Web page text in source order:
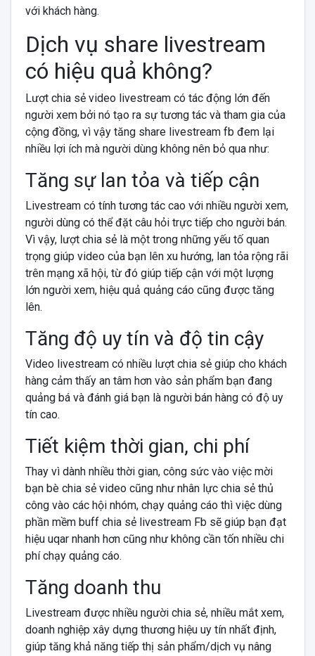
với khách hàng.
Dịch vụ share livestream
có hiệu quả không?
Lượt chia sẻ video livestream có tác động lớn đến
người xem bởi nó tạo ra sự tương tác và tham gia của
cộng đồng, vì vậy tăng share livestream fb đem lại
nhiều lợi ích mà người dùng không nên bỏ qua như:
Tăng sự lan tỏa và tiếp cận
Livestream có tính tương tác cao với nhiều người xem,
người dùng có thể đặt câu hỏi trực tiếp cho người bán.
Vì vậy, lượt chia sẻ là một trong những yếu tố quan
trọng giúp video của bạn lên xu hướng, lan tỏa rộng rãi
trên mạng xã hội, từ đó giúp tiếp cận với một lượng
lớn người xem, hiệu quả quảng cáo cũng được tăng
lên.
Tăng độ uy tín và độ tin cậy
Video livestream có nhiều lượt chia sẻ giúp cho khách
hàng cảm thấy an tâm hơn vào sản phẩm bạn đang
quảng bá và đánh giá bạn là người bán hàng có độ uy
tín cao.
Tiết kiệm thời gian, chi phí
Thay vì dành nhiều thời gian, công sức vào việc mời
bạn bè chia sẻ video cũng như nhân lực chia sẻ thủ
công vào các hội nhóm, chạy quảng cáo thì việc dùng
phần mềm buff chia sẻ livestream Fb sẽ giúp bạn đạt
hiệu uqar nhanh hơn cũng như không cần tốn nhiều chi
phí chạy quảng cáo.
Tăng doanh thu
Livestream được nhiều người chia sẻ, nhiều mắt xem,
doanh nghiệp xây dựng thương hiệu uy tín nhất định,
giúp tăng khả năng tiếp thị sản phẩm/dịch vụ nâng